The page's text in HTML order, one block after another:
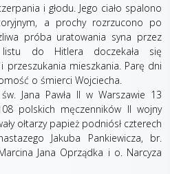
i głodu. Jego ciało spalono
a prochy rozrzucono po
próba uratowania syna przez
listu do Hitlera doczekała się
mieszkania. Parę dni
o śmierci Wojciecha.
Jana Pawła II w Warszawie 13
polskich męczenników II wojny
ołtarzy papież podniósł czterech
Jakuba Pankiewicza, br.
Jana Oprządka i o. Narcyza